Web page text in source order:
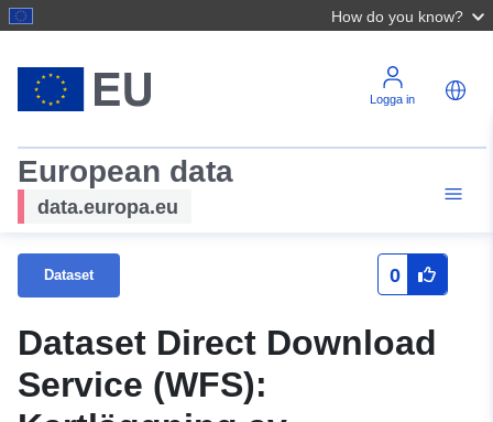
How do you know?
Logga in
European data
data.europa.eu
Dataset 0
Dataset Direct Download
Service (WFS):